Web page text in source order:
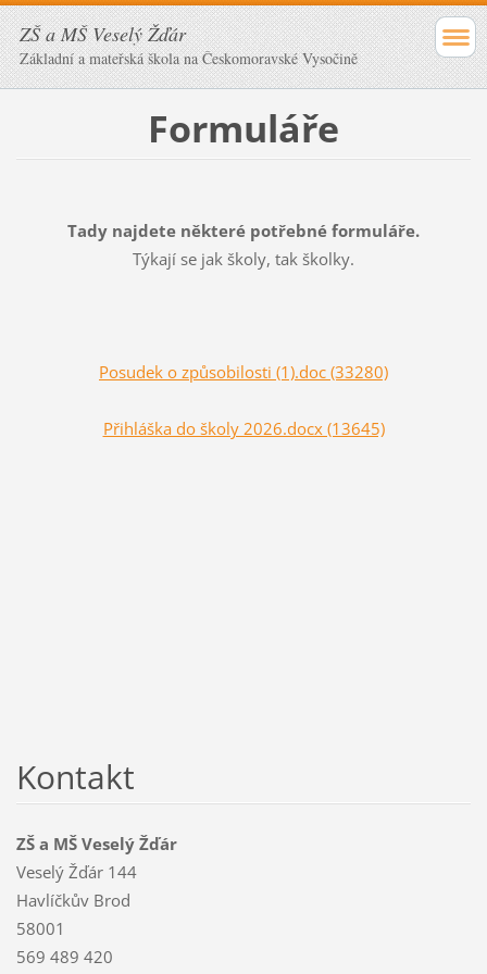
ZŠ a MŠ Veselý Žďár
Základní a mateřská škola na Českomoravské Vysočině
Formuláře
Tady najdete některé potřebné formuláře.
Týkají se jak školy, tak školky.
Posudek o způsobilosti (1).doc (33280)
Přihláška do školy 2026.docx (13645)
Kontakt
ZŠ a MŠ Veselý Žďár
Veselý Žďár 144
Havlíčkův Brod
58001
569 489 420